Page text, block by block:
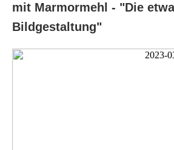
mit Marmormehl - "Die
Bildgestaltung"